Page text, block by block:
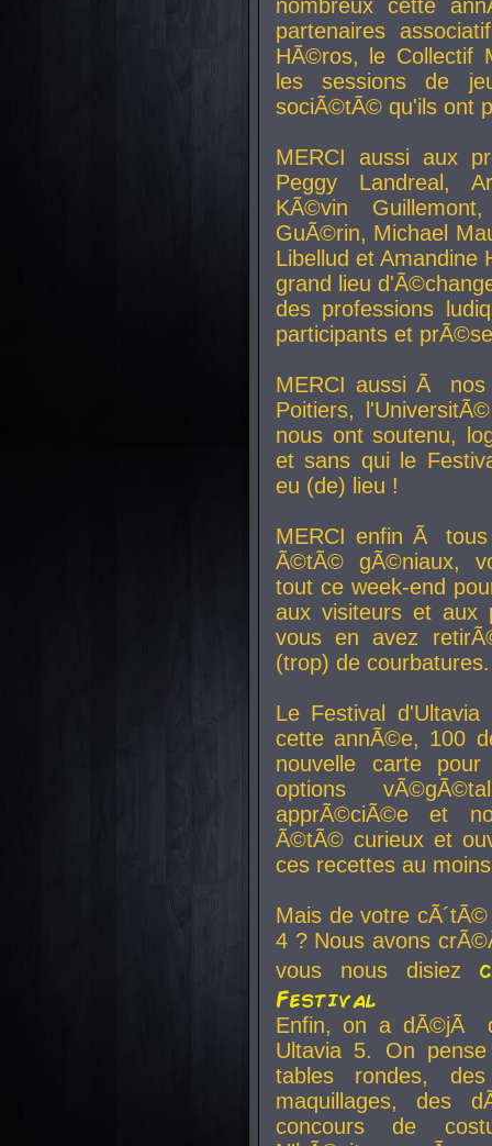
nombreux cette
partenaires
HÃ©ros, le Collectif
les sessions de
sociÃ©tÃ© qu'ils ont
MERCI aussi aux
Peggy Landreal,
KÃ©vin
GuÃ©rin, Michael
Libellud et Amandine
grand lieu
des professions
participants et
MERCI aussi Ã nos
Poitiers,
nous ont soutenu,
et sans qui le
eu (de) lieu !
MERCI enfin Ã
Ã©tÃ© gÃ©niaux,
tout ce week-end
aux visiteurs et aux
vous en avez
(trop) de courbatures.
Le Festival
cette annÃ©e, 100
nouvelle carte
options
apprÃ©ciÃ©e et
Ã©tÃ© curieux et
ces recettes au
Mais de votre
4 ? Nous avons
vous nous disiez
Festival
Enfin, on a dÃ©jÃ
Ultavia 5. On
tables rondes,
maquillages, des
concours de